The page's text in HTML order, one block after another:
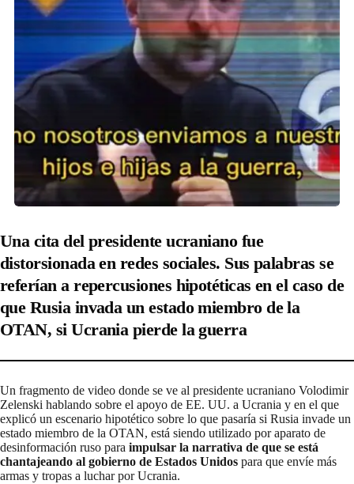
Una cita del presidente ucraniano fue
distorsionada en redes sociales. Sus palabras se
referían a repercusiones hipotéticas en el caso de
que Rusia invada un estado miembro de la
OTAN, si Ucrania pierde la guerra
Un fragmento de video donde se ve al presidente ucraniano Volodimir
Zelenski hablando sobre el apoyo de EE. UU. a Ucrania y en el que
explicó un escenario hipotético sobre lo que pasaría si Rusia invade un
estado miembro de la OTAN, está siendo utilizado por aparato de
desinformación ruso para impulsar la narrativa de que se está
chantajeando al gobierno de Estados Unidos para que envíe más
armas y tropas a luchar por Ucrania.